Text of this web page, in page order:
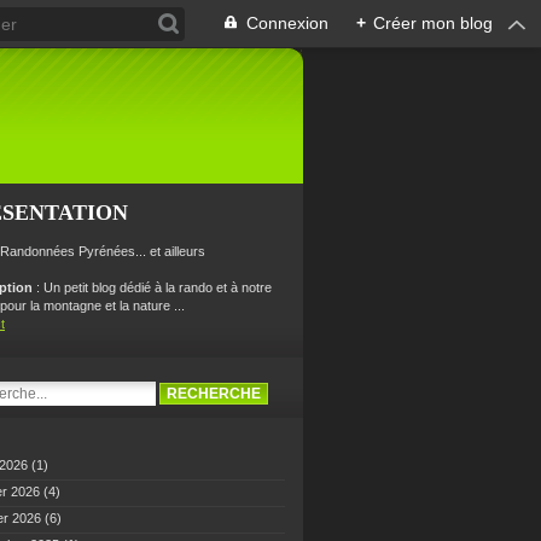
Connexion + Créer mon blog
Pyrénées... et ailleurs
: Un petit blog dédié à la rando et à notre
la montagne et la nature ...
(1)
2026 (4)
2026 (6)